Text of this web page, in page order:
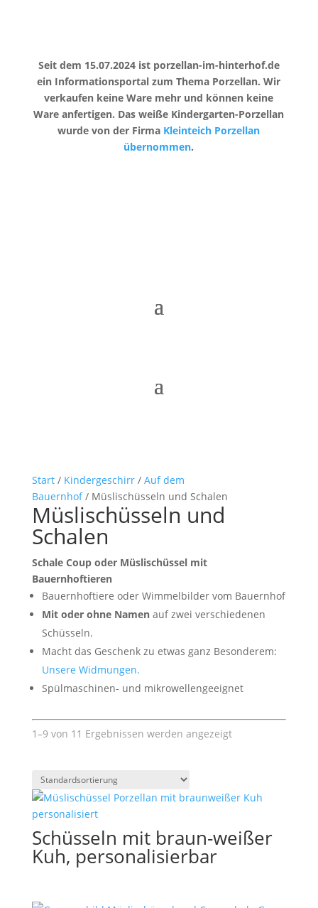
Seit dem 15.07.2024 ist porzellan-im-hinterhof.de
ein Informationsportal zum Thema Porzellan. Wir
verkaufen keine Ware mehr und können keine
Ware anfertigen. Das weiße Kindergarten-Porzellan
wurde von der Firma Kleinteich Porzellan
übernommen.
Start/ Kindergeschirr/ Auf dem
Bauernhof/ Müslischüsseln und Schalen
Müslischüsseln und
Schalen
Schale Coup oder Müslischüssel mit
Bauernhoftieren
Bauernhoftiere oder Wimmelbilder vom Bauernhof
Mit oder ohne Namenauf zwei verschiedenen
Schüsseln.
Macht das Geschenk zu etwas ganz Besonderem:
Unsere Widmungen.
Spülmaschinen- und mikrowellengeeignet
1–9 von 11 Ergebnissen werden angezeigt
Schüsseln mit braun-weißer
Kuh, personalisierbar